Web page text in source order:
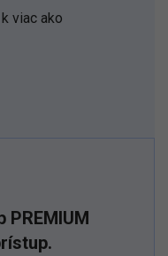
viac ako